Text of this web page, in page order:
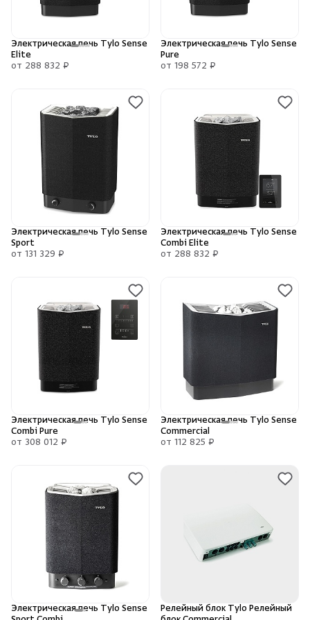
Камни для печей
Аксессуары
Запчасти
Отопление
Для хаммама
Аксессуары для печей
Душевые поддоны и системы слива
Интерьер
Лёдогенераторы
Пародушевые
Электрическая печь Tylo Sense
Elite
от 288 832 ₽
Электрическая печь Tylo Sense
Pure
от 198 572 ₽
Электрическая печь Tylo Sense
Sport
от 131 329 ₽
Электрическая печь Tylo Sense
Combi Elite
от 288 832 ₽
Электрическая печь Tylo Sense
Combi Pure
от 308 012 ₽
Электрическая печь Tylo Sense
Commercial
от 112 825 ₽
Электрическая печь Tylo Sense
Релейный блок Tylo Релейный
На главную
Скрыть/
Нет аккаунта?
Скрыть/
Зарегистрироваться
Уже есть аккаунт?